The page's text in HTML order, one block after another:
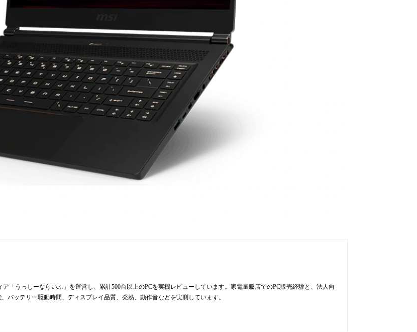
ア「うっしーならいふ」を運営し、累計500台以上のPCを実機レビューしています。家電量販店でのPC販売経験と、法人向
バッテリー駆動時間、ディスプレイ品質、発熱、動作音などを実測しています。